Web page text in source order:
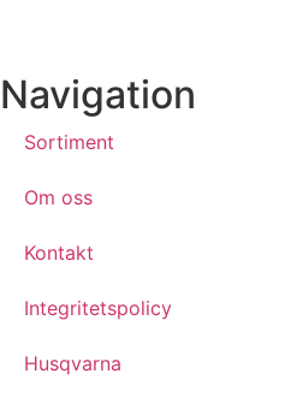
Navigation
Sortiment
Om oss
Kontakt
Integritetspolicy
Husqvarna